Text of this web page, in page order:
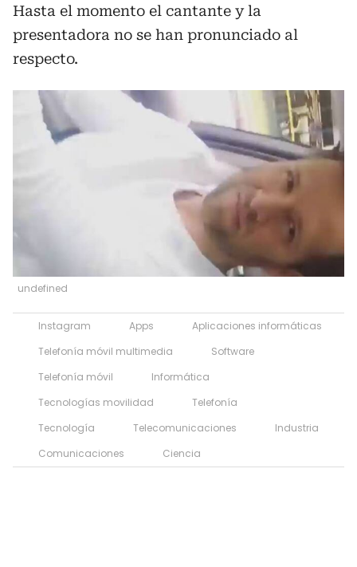
Hasta el momento el cantante y la
presentadora no se han pronunciado al
respecto.
undefined
Instagram Apps
Aplicaciones informáticas
Telefonía móvil multimedia
Software
Telefonía móvil
Informática
Tecnologías movilidad
Telefonía
Tecnología
Telecomunicaciones
Industria
Comunicaciones
Ciencia